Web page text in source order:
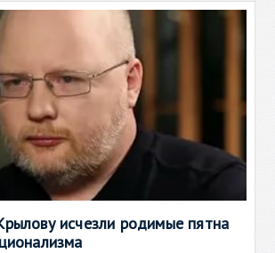
исчезли родимые пятна